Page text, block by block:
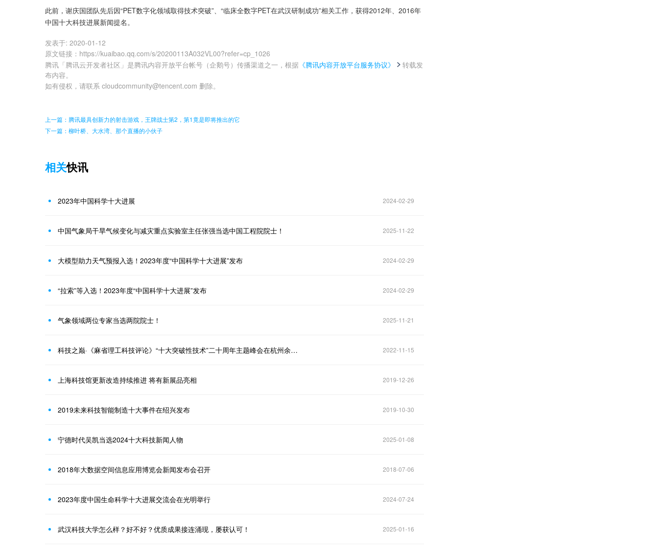
此前，谢庆国团队先后因“PET数字化领域取得技术突破”、“临床全数字PET在武汉研制成功”相关工作，获得2012年、2016年
中国十大科技进展新闻提名。
发表于: 2020-01-12
原文链接 ： https://kuaibao.qq.com/s/20200113A032VL00?refer=cp_1026
腾讯「腾讯云开发者社区」是腾讯内容开放平台帐号（企鹅号）传播渠道之一，根据 《腾讯内容开放平台服务协议》
转载发
布内容。
如有侵权，请联系 cloudcommunity@tencent.com 删除。
上一篇：腾讯最具创新力的射击游戏，王牌战士第2，第1竟是即将推出的它
下一篇：柳叶桥、大水湾、那个直播的小伙子
相关快讯
2023年中国科学十大进展 2024-02-29
中国气象局干旱气候变化与减灾重点实验室主任张强当选中国工程院院士！ 2025-11-22
大模型助力天气预报入选！2023年度“中国科学十大进展”发布 2024-02-29
“拉索”等入选！2023年度“中国科学十大进展”发布 2024-02-29
气象领域两位专家当选两院院士！ 2025-11-21
科技之巅·《麻省理工科技评论》“十大突破性技术”二十周年主题峰会在杭州余杭举办，《科技之巅》（20周年珍藏版）全球首发 2022-11-15
上海科技馆更新改造持续推进 将有新展品亮相 2019-12-26
2019未来科技智能制造十大事件在绍兴发布 2019-10-30
宁德时代吴凯当选2024十大科技新闻人物 2025-01-08
2018年大数据空间信息应用博览会新闻发布会召开 2018-07-06
2023年度中国生命科学十大进展交流会在光明举行 2024-07-24
武汉科技大学怎么样？好不好？优质成果接连涌现，屡获认可！ 2025-01-16